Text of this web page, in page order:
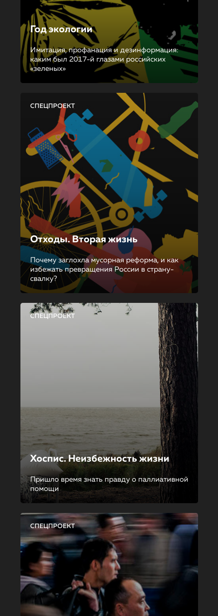
Год экологии
Имитация, профанация и дезинформация:
каким был 2017-й глазами российских
«зеленых»
СПЕЦПРОЕКТ
Отходы. Вторая жизнь
Почему заглохла мусорная реформа, и как
избежать превращения России в страну-
свалку?
СПЕЦПРОЕКТ
Хоспис. Неизбежность жизни
Пришло время знать правду о паллиативной
помощи
СПЕЦПРОЕКТ